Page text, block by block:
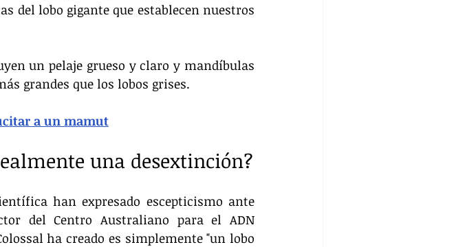
del lobo gigante que establecen nuestros
un pelaje grueso y claro y mandíbulas
grandes que los lobos grises.
a un mamut
una desextinción?
han expresado escepticismo ante
del Centro Australiano para el ADN
ha creado es simplemente "un lobo